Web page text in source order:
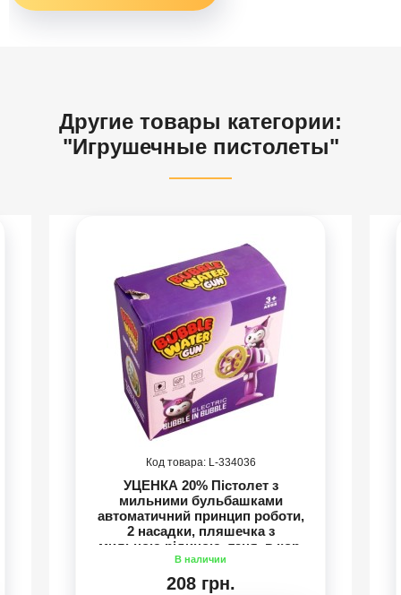
Другие товары категории:
"Игрушечные пистолеты"
334036
УЦЕНКА 20% Пістолет з
мильними бульбашками
автоматичний принцип роботи,
2 насадки, пляшечка з
мильною рідиною, таця, в кор.
/72-2/
208 грн.